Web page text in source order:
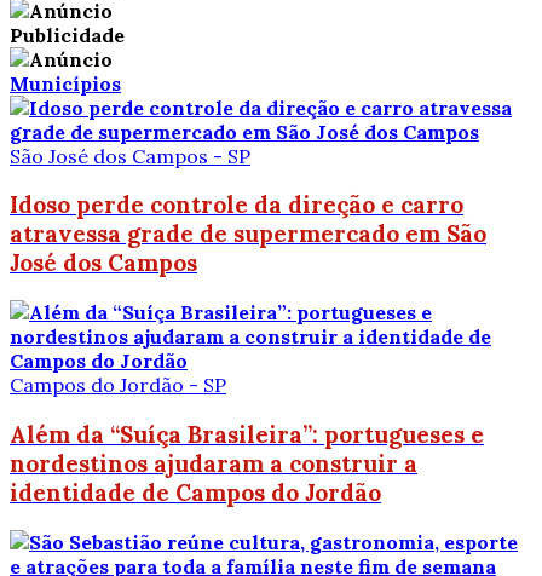
Publicidade
Municípios
São José dos Campos - SP
Idoso perde controle da direção e carro
atravessa grade de supermercado em São
José dos Campos
Campos do Jordão - SP
Além da “Suíça Brasileira”: portugueses e
nordestinos ajudaram a construir a
identidade de Campos do Jordão